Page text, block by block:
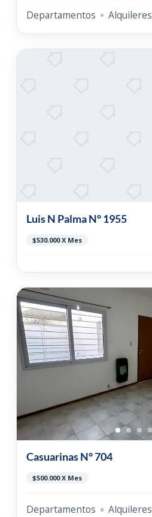
Departamentos Alquileres
Luis N Palma N° 1955
$530.000 X Mes
Casuarinas N° 704
$500.000 X Mes
Departamentos Alquileres